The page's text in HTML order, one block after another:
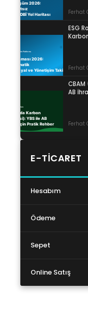
Ferhat
ESG
Ferhat
CBAM
AB
Ferhat
E-TICARET
Hesabım
Ödeme
Sepet
Online Satış